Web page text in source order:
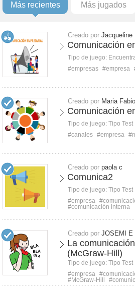
Más recientes Más jugados
Creado por Jacqueline
Comunicación
Tipo de juego:
#empresas #empresa
Creado por Maria
Comunicación
Tipo de juego: Tipo Test
#canales #empresa
Creado por paola c
Comunica2
Tipo de juego: Tipo Test
#empresa
#comunicación interna
Creado por JOSEMI E
La
(McGraw-Hill)
Tipo de juego: Tipo Test
#empresa
#McGraw-Hill